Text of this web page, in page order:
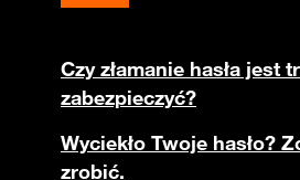
Czy złamanie hasła jest
zabezpieczyć?
Wyciekło Twoje hasło?
zrobić.